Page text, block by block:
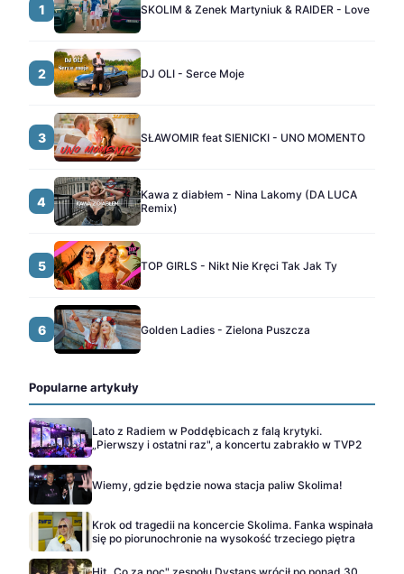
1 SKOLIM & Zenek Martyniuk & RAIDER - Love
2 DJ OLI - Serce Moje
3 SŁAWOMIR feat SIENICKI - UNO MOMENTO
4
Kawa z diabłem - Nina Lakomy (DA LUCA
Remix)
5 TOP GIRLS - Nikt Nie Kręci Tak Jak Ty
6 Golden Ladies - Zielona Puszcza
Popularne artykuły
Lato z Radiem w Poddębicach z falą krytyki.
„Pierwszy i ostatni raz", a koncertu zabrakło w TVP2
Wiemy, gdzie będzie nowa stacja paliw Skolima!
Krok od tragedii na koncercie Skolima. Fanka wspinała
się po piorunochronie na wysokość trzeciego piętra